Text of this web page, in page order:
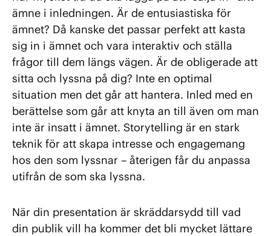
ämne i inledningen. Är de entusiastiska för
ämnet? Då kanske det passar perfekt att kasta
sig in i ämnet och vara interaktiv och ställa
frågor till dem längs vägen. Är de obligerade att
sitta och lyssna på dig? Inte en optimal
situation men det går att hantera. Inled med en
berättelse som går att knyta an till även om man
inte är insatt i ämnet. Storytelling är en stark
teknik för att skapa intresse och engagemang
hos den som lyssnar – återigen får du anpassa
utifrån de som ska lyssna.
När din presentation är skräddarsydd till vad
din publik vill ha kommer det bli mycket lättare